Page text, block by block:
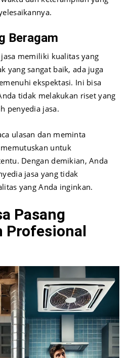
Beragam
memiliki kualitas yang
yang sangat baik, ada juga
ekspektasi. Ini bisa
tidak melakukan riset yang
penyedia jasa.
ulasan dan meminta
untuk
Dengan demikian, Anda
jasa yang tidak
yang Anda inginkan.
Pasang
Profesional